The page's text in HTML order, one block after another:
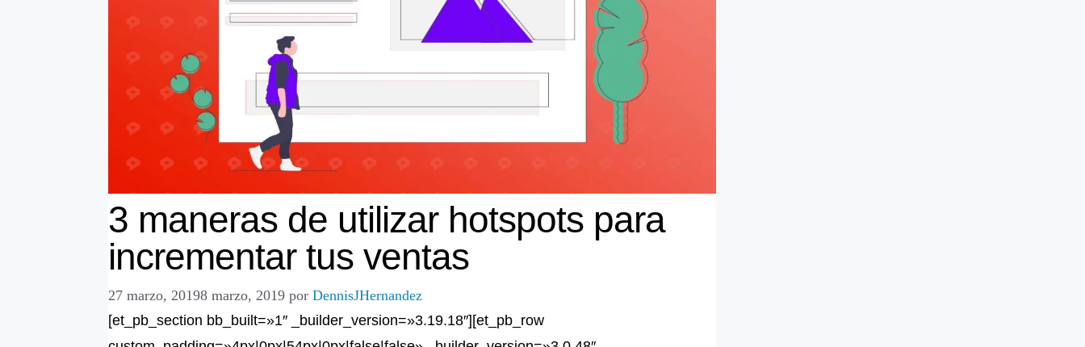
3 maneras de utilizar hotspots para
incrementar tus ventas
27 marzo, 20198 marzo, 2019 porDennisJHernandez
[et_pb_section bb_built=»1″ _builder_version=»3.19.18″][et_pb_row